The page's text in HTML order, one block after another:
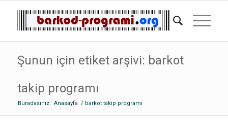
Şunun için etiket arşivi: barkot
takip programı
Buradasınız: Anasayfa / barkot takip programı